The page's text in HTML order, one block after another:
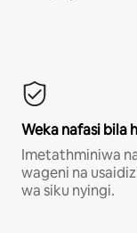
Weka nafasi bila
Imetathminiwa
wageni na
wa siku nyingi.